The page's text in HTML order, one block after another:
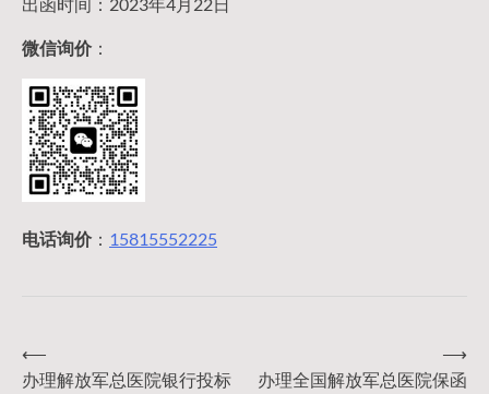
微信询价：
电话询价： 15815552225
文
⟵
办理解放军总医院银行投标
办理全国解放军总医院保函
⟶